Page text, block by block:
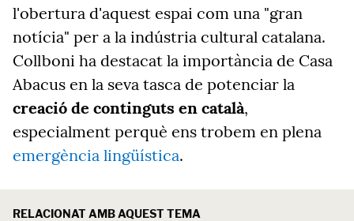
l'obertura d'aquest espai com una "gran
notícia" per a la indústria cultural catalana.
Collboni ha destacat la importància de Casa
Abacus en la seva tasca de potenciar la
creació de continguts en català,
especialment perquè ens trobem en plena
emergència lingüística.
RELACIONAT AMB AQUEST TEMA